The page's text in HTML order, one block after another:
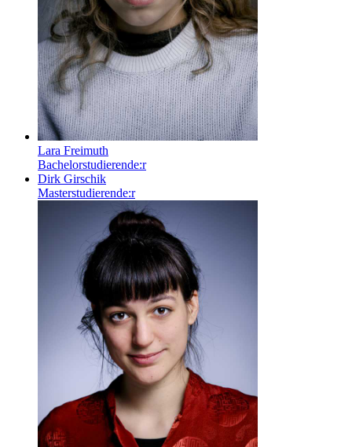
Lara Freimuth
Bachelorstudierende:r
Dirk Girschik
Masterstudierende:r